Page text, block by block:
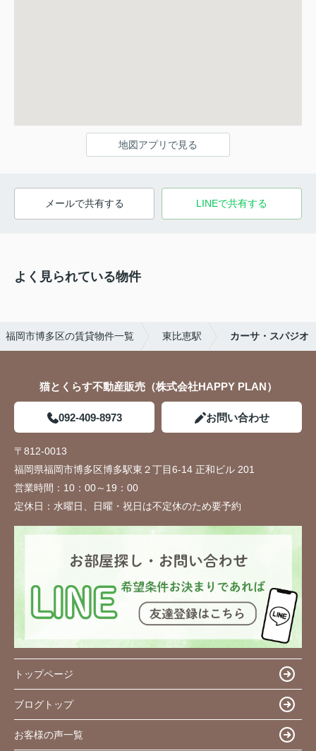
地図アプリで見る
メールで共有する LINEで共有する
よく見られている物件
福岡市博多区の賃貸物件一覧 東比恵駅 カーサ・スパジオ
猫とくらす不動産販売（株式会社HAPPY PLAN）
092-409-8973 お問い合わせ
〒812-0013
福岡県福岡市博多区博多駅東２丁目6-14 正和ビル 201
営業時間： 10：00～19：00
定休日： 水曜日、日曜・祝日は不定休のため要予約
トップページ
ブログトップ
お客様の声一覧